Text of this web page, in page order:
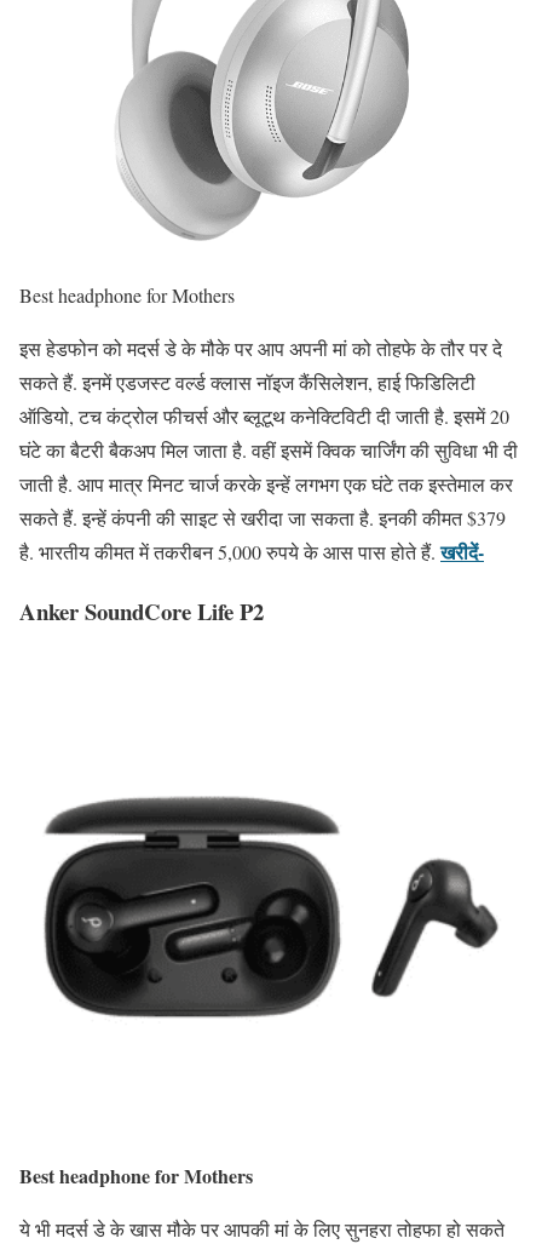
Best headphone for Mothers
इस हेडफोन को मदर्स डे के मौके पर आप अपनी मां को तोहफे के तौर पर दे
सकते हैं. इनमें एडजस्ट वर्ल्ड क्लास नॉइज कैंसिलेशन, हाई फिडिलिटी
ऑडियो, टच कंट्रोल फीचर्स और ब्लूटूथ कनेक्टिविटी दी जाती है. इसमें 20
घंटे का बैटरी बैकअप मिल जाता है. वहीं इसमें क्विक चार्जिंग की सुविधा भी दी
जाती है. आप मात्र मिनट चार्ज करके इन्हें लगभग एक घंटे तक इस्तेमाल कर
सकते हैं. इन्हें कंपनी की साइट से खरीदा जा सकता है. इनकी कीमत $379
है. भारतीय कीमत में तकरीबन 5,000 रुपये के आस पास होते हैं.खरीदें-
Anker SoundCore Life P2
Best headphone for Mothers
ये भी मदर्स डे के खास मौके पर आपकी मां के लिए सुनहरा तोहफा हो सकते